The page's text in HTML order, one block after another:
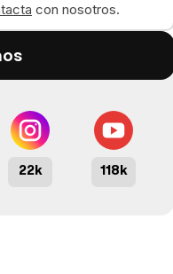
con nosotros.
22k 118k